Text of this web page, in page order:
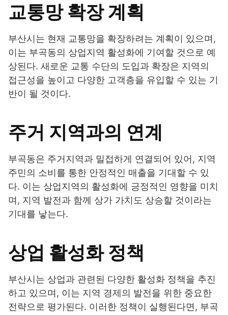
교통망 확장 계획
부산시는 현재 교통망을 확장하려는 계획이 있으며,
이는 부곡동의 상업지역 활성화에 기여할 것으로 예
상된다. 새로운 교통 수단의 도입과 확장은 지역의
접근성을 높이고 다양한 고객층을 유입할 수 있는 기
반이 될 것이다.
주거 지역과의 연계
부곡동은 주거지역과 밀접하게 연결되어 있어, 지역
주민의 소비를 통한 안정적인 매출을 기대할 수 있
다. 이는 상업지역의 활성화에 긍정적인 영향을 미치
며, 지역 발전과 함께 상가 가치도 상승할 것이라는
기대를 낳는다.
상업 활성화 정책
부산시는 상업과 관련된 다양한 활성화 정책을 추진
하고 있으며, 이는 지역 경제의 발전을 위한 중요한
전략으로 평가된다. 이러한 정책이 실행된다면, 부곡